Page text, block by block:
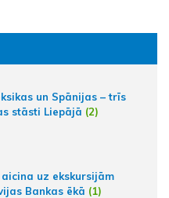
un Spānijas – trīs
stāsti Liepājā (2)
uz ekskursijām
Bankas ēkā (1)